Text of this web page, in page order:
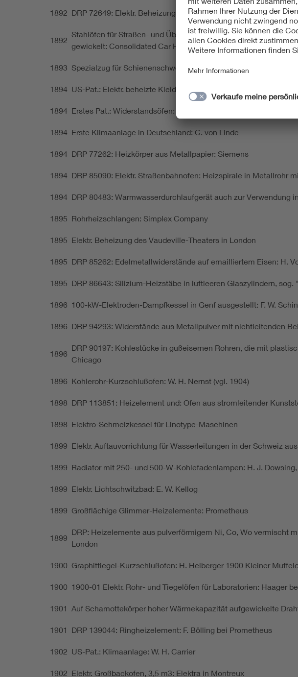
1892 DRP 72649: Elektr. Beheizung von Pressen zur Glanzgebung
1892
Stahlöfen für Straßen- und Überlandbahnen: Schraubenförm.
gewickelt: Consolidated Car Heating Co., Albany, N.Y.
1893 Spezialzug für Schienenschweißung nach Thomson-Verfahren in
1894 US-Pat.: Elektr. beheizte Kleider und Kissen: O'Neill,E. Thomsen
1894 Erstes Pat.: Widerstandsöfen: E. Thomson bei GEC
1894 Erste Klimaanlage in Deutschland: C. von Linde
1894 DRP 77262: Heizkörper aus Metallpapier: Siemens
1894 DRP 85090: Elektr. Straßenbahnofen: Heizspirale in Metallrohr
1894 DRP 80483: Warmwasserdurchlaufgerät auch zur Verwendung
1895 Rohrheizschlangen: Simplex Company
1895 Elektr. Beheizung des Vaudeville-Theaters in London
1895 DRP 85262: Edelmetallwiderstände auf emailliertem Eisen: H.
1895 DRP 86643: Silizium-Heizstäbe in luftleeren Glaszylindern,
1896 100-kW-Elektroden-Dampfkessel in Genf ausgestellt: F. W.
1896 DRP 94293: Widerstände aus Metallpulver mit nichtleitenden
1896
DRP 90197: Kohlestücke in gußeisernen Rohren, die mit
Chicago
1896 Kohlerohr-Kurzschlußofen: W. H. Nernst (vgl. 1904)
1898 DRP 113851: Heizelement und: Ofen aus stromleitender
1898 Elektro-Schmelzkessel für Linotype-Maschinen
1899 Elektr. Auftauvorrichtung für Wasserleitungen in der Schweiz
1899 Radiator mit 250- und 500-W-Kohlefadenlampen: H. J.
1899 Elektr. Lichtschwitzbad: E. W. Kellog
1899 Großflächige Glimmer-Heizelemente: Prometheus
1899
DRP: Heizelemente aus pulverförmigem Ni, Co, Wo vermischt
London
1900 Graphittiegel-Kurzschlußofen: H. Helberger 1900 Kleiner
1900 1900-01 Elektr. Rohr- und Tiegelöfen für Laboratorien: Haager
1901 Auf Schamottekörper hoher Wärmekapazität aufgewickelte
1901 DRP 139044: Ringheizelement: F. Bölling bei Prometheus
1902 US-Pat.: Klimaanlage: W. H. Carrier
1902 Elektr. Großbackofen, 3,5 m3: Elektra in Montreux